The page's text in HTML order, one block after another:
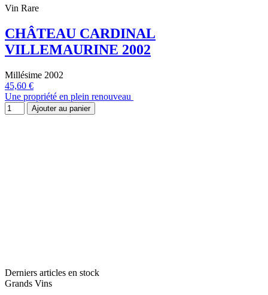
Vin Rare
CHÂTEAU CARDINAL
VILLEMAURINE 2002
Millésime 2002
45,60 €
Une propriété en plein renouveau
Ajouter au panier
Derniers articles en stock
Grands Vins